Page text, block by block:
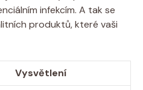
infekcím. A tak se
produktů, které vaši
Vysvětlení